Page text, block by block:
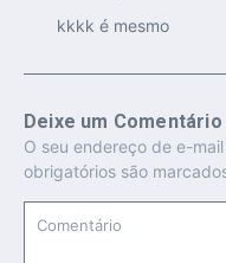
kkkk é mesmo
Deixe um Comentário
O seu endereço de e-
obrigatórios são